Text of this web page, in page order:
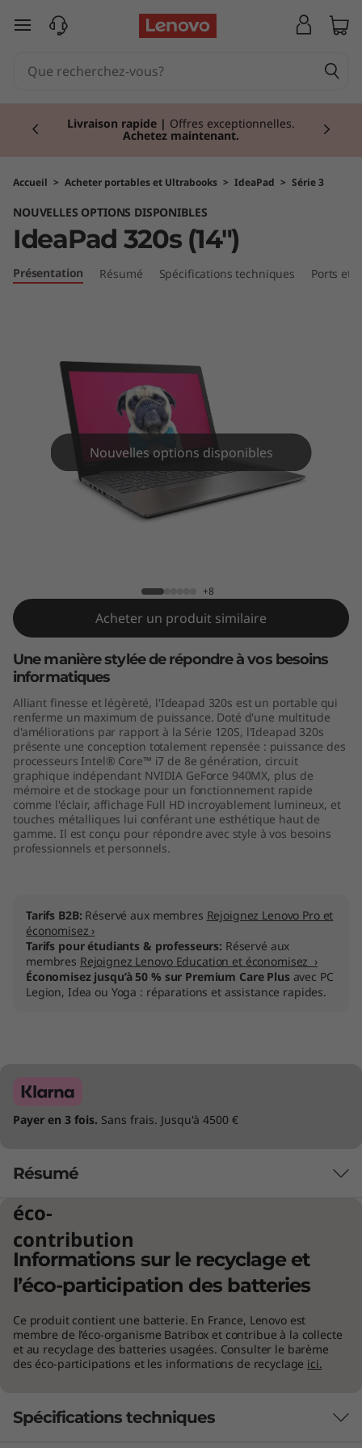
a
d
3
2
passer au contenu principal
Livraison rapide | Offres exceptionnelles.
Achetez maintenant.
Accueil > Acheter portables et Ultrabooks > IdeaPad > Série 3
NOUVELLES OPTIONS DISPONIBLES
IdeaPad 320s (14")
Présentation Résumé Spécifications techniques Ports et
Nouvelles options disponibles
+8
Acheter un produit similaire
Une manière stylée de répondre à vos besoins
informatiques
Alliant finesse et légèreté, l'Ideapad 320s est un portable qui
renferme un maximum de puissance. Doté d'une multitude
d'améliorations par rapport à la Série 120S, l'Ideapad 320s
présente une conception totalement repensée : puissance des
processeurs Intel® Core™ i7 de 8e génération, circuit
graphique indépendant NVIDIA GeForce 940MX, plus de
mémoire et de stockage pour un fonctionnement rapide
comme l'éclair, affichage Full HD incroyablement lumineux, et
touches métalliques lui conférant une esthétique haut de
gamme. Il est conçu pour répondre avec style à vos besoins
professionnels et personnels.
Tarifs B2B: Réservé aux membres Rejoignez Lenovo Pro et
économisez ›
Tarifs pour étudiants & professeurs: Réservé aux
membres Rejoignez Lenovo Education et économisez ›
Économisez jusqu’à 50 % sur Premium Care Plusavec PC
Legion, Idea ou Yoga : réparations et assistance rapides.
Payer en 3 fois. Sans frais. Jusqu'à 4500 €
Résumé
éco-
contribution
Informations sur le recyclage et
l’éco-participation des batteries
Ce produit contient une batterie. En France, Lenovo est
membre de l’éco-organisme Batribox et contribue à la collecte
et au recyclage des batteries usagées. Consulter le barème
des éco-participations et les informations de recyclage ici.
Spécifications techniques